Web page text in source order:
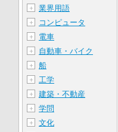
＋ 業界用語
＋ コンピュータ
＋ 電車
＋ 自動車・バイク
＋ 船
＋ 工学
＋ 建築・不動産
＋ 学問
＋ 文化